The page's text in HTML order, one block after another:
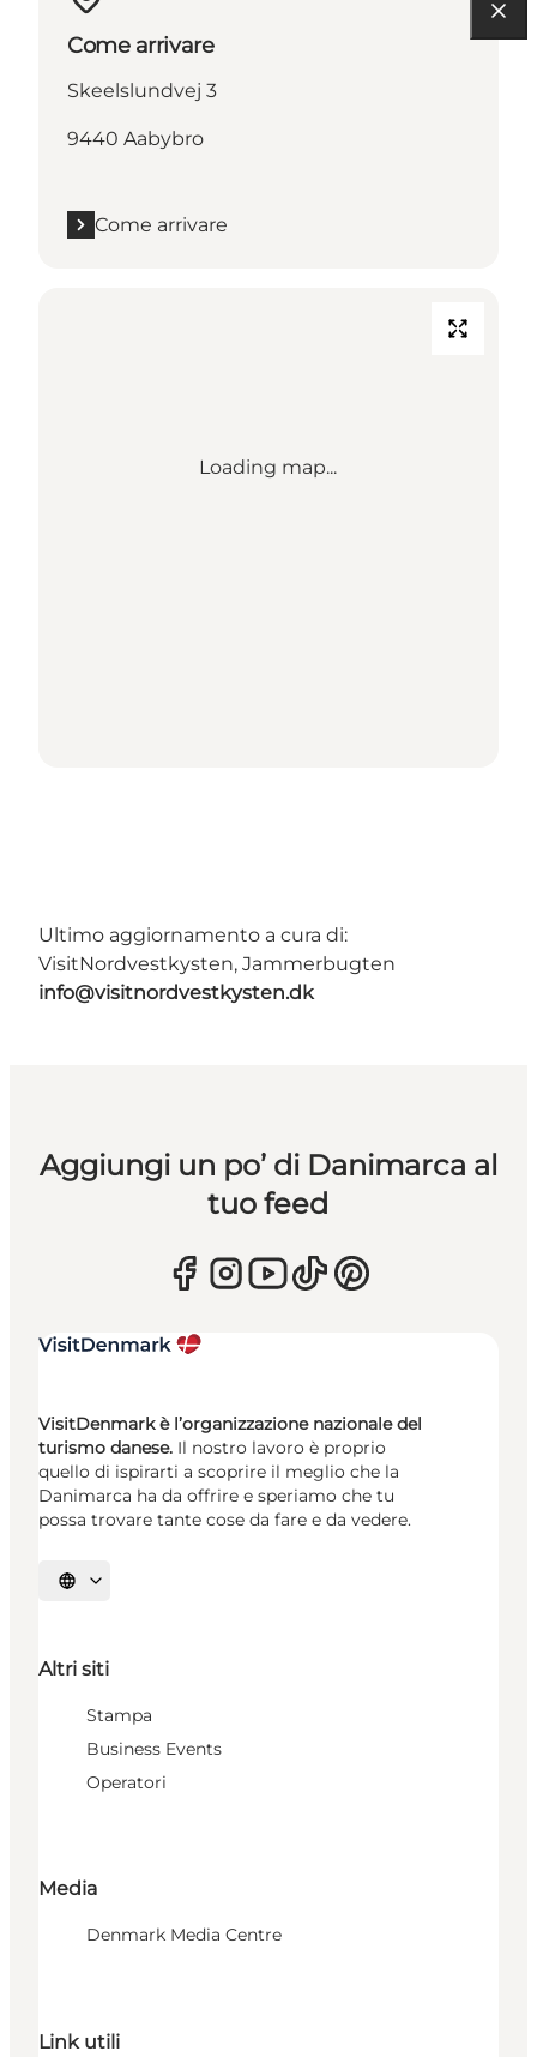
Come arrivare
Skeelslundvej 3
9440 Aabybro
Come arrivare
Loading map...
Ultimo aggiornamento a cura di:
VisitNordvestkysten, Jammerbugten
info@visitnordvestkysten.dk
Aggiungi un po’ di Danimarca al
tuo feed
VisitDenmark è l’organizzazione nazionale del
turismo danese. Il nostro lavoro è proprio
quello di ispirarti a scoprire il meglio che la
Danimarca ha da offrire e speriamo che tu
possa trovare tante cose da fare e da vedere.
Seleziona la lingua
Altri siti
Stampa
Business Events
Operatori
Media
Denmark Media Centre
Link utili